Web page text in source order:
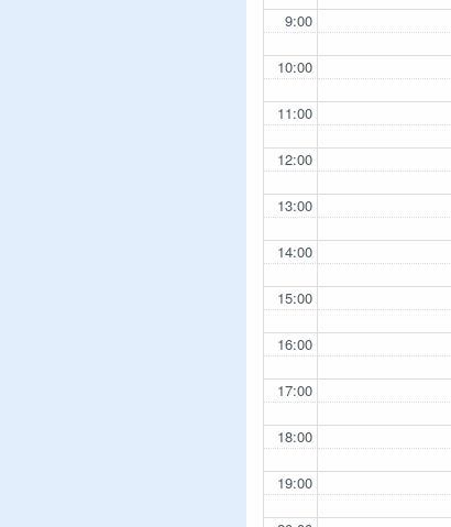
9:00
10:00
11:00
12:00
13:00
14:00
15:00
16:00
17:00
18:00
19:00